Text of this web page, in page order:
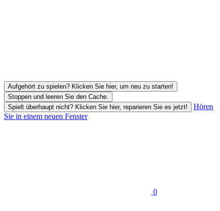
Aufgehört zu spielen? Klicken Sie hier, um neu zu starten!
Stoppen und leeren Sie den Cache.
Spielt überhaupt nicht? Klicken Sie hier, reparieren Sie es jetzt!
Hören
Sie in einem neuen Fenster
0